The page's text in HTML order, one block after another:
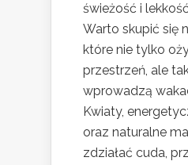
świeżość i
Warto skupić się
które nie tylko
przestrzeń, ale
wprowadzą
Kwiaty,
oraz naturalne
zdziałać cuda,